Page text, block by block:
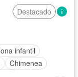
Destacado
infantil
Chimenea